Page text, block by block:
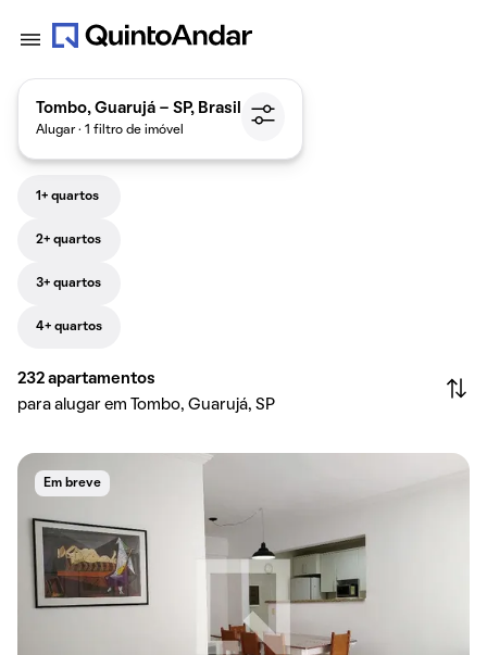
Tombo, Guarujá - SP, Brasil
Alugar · 1 filtro de imóvel
1+ quartos
2+ quartos
3+ quartos
4+ quartos
232 apartamentos
para alugar em Tombo, Guarujá, SP
Em breve